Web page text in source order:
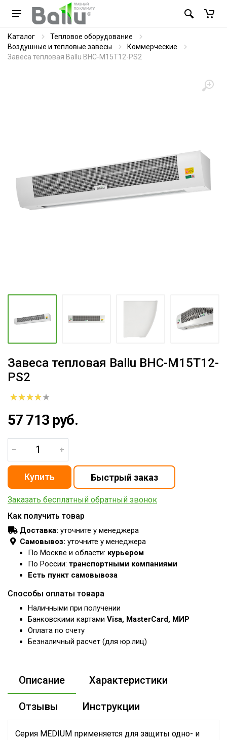
Каталог
Тепловое оборудование
Воздушные и тепловые завесы
Коммерческие
Завеса тепловая Ballu BHC-M15T12-PS2
Завеса тепловая Ballu BHC-M15T12-
PS2
57 713 руб.
Заказать бесплатный обратный звонок
Как получить товар
Доставка: уточните у менеджера
Самовывоз: уточните у менеджера
По Москве и области: курьером
По России: транспортными компаниями
Есть пункт самовывоза
Способы оплаты товара
Наличными при получении
Банковскими картами Visa, MasterCard, МИР
Оплата по счету
Безналичный расчет (для юр.лиц)
Описание Характеристики
Отзывы Инструкции
Серия MEDIUM применяется для защиты одно- и